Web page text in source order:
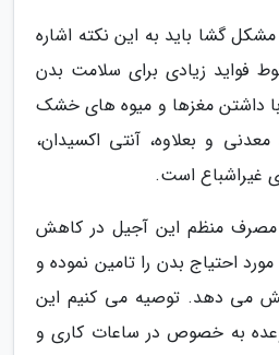
گشا باید به این نکته اشاره
فواید زیادی برای سلامت بدن
داشتن مغزها و میوه های خشک
و بعلاوه، آنتی اکسیدان،
غیراشباع است.
منظم این آجیل در کاهش
مورد احتیاج بدن را تامین نموده و
می دهد. توصیه می کنیم این
به خصوص در ساعات کاری و